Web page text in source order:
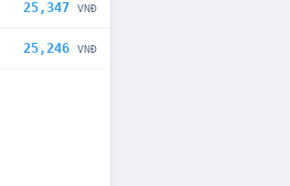
25,347 VNĐ
25,246 VNĐ